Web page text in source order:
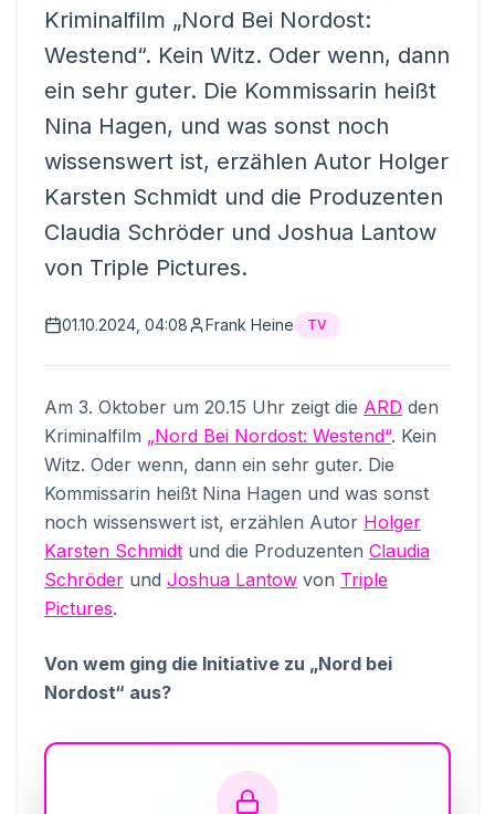
Kriminalfilm „Nord Bei Nordost:
Westend“. Kein Witz. Oder wenn, dann
ein sehr guter. Die Kommissarin heißt
Nina Hagen, und was sonst noch
wissenswert ist, erzählen Autor Holger
Karsten Schmidt und die Produzenten
Claudia Schröder und Joshua Lantow
von Triple Pictures.
01.10.2024, 04:08 Frank Heine TV
Am 3. Oktober um 20.15 Uhr zeigt die ARD den
Kriminalfilm „Nord Bei Nordost: Westend“. Kein
Witz. Oder wenn, dann ein sehr guter. Die
Kommissarin heißt Nina Hagen und was sonst
noch wissenswert ist, erzählen Autor Holger
Karsten Schmidt und die Produzenten Claudia
Schröder und Joshua Lantow von Triple
Pictures.
Von wem ging die Initiative zu „Nord bei
Nordost“ aus?